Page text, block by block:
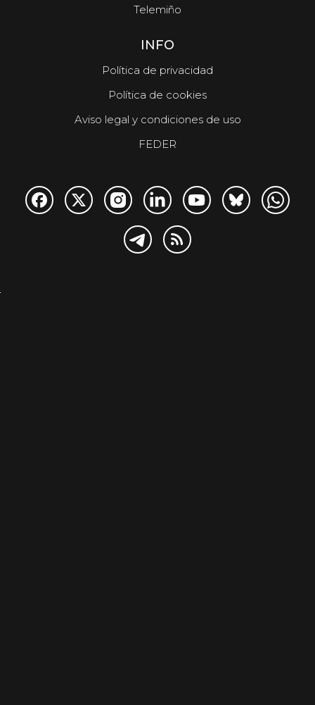
Telemiño
INFO
Política de privacidad
Política de cookies
Aviso legal y condiciones de uso
FEDER